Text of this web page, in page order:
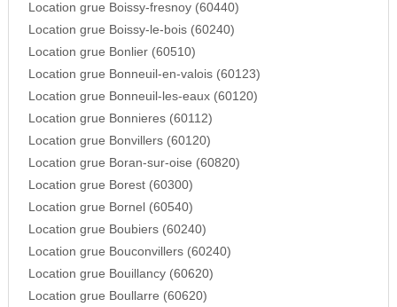
Location grue Boissy-fresnoy (60440)
Location grue Boissy-le-bois (60240)
Location grue Bonlier (60510)
Location grue Bonneuil-en-valois (60123)
Location grue Bonneuil-les-eaux (60120)
Location grue Bonnieres (60112)
Location grue Bonvillers (60120)
Location grue Boran-sur-oise (60820)
Location grue Borest (60300)
Location grue Bornel (60540)
Location grue Boubiers (60240)
Location grue Bouconvillers (60240)
Location grue Bouillancy (60620)
Location grue Boullarre (60620)